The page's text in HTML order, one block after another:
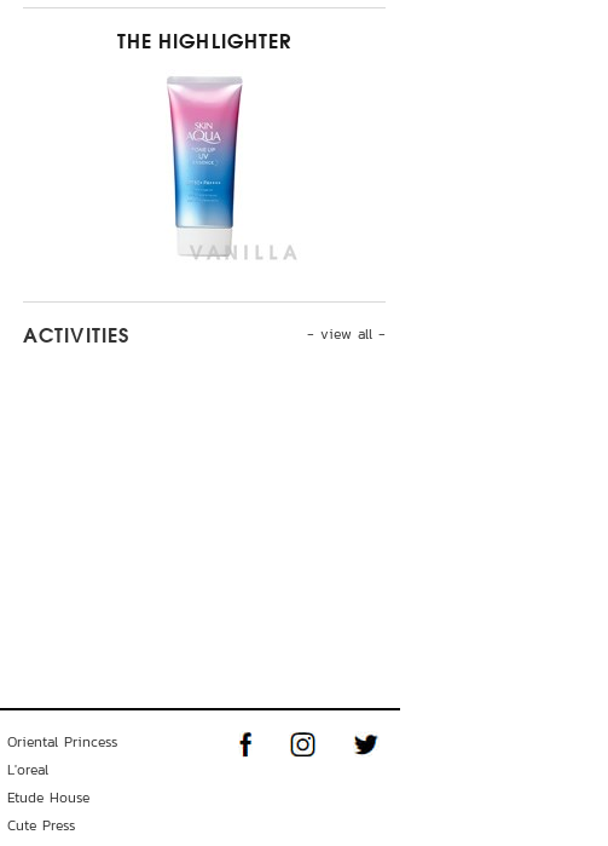
THE HIGHLIGHTER
- view all -
ACTIVITIES
Oriental Princess
L'oreal
Etude House
Cute Press